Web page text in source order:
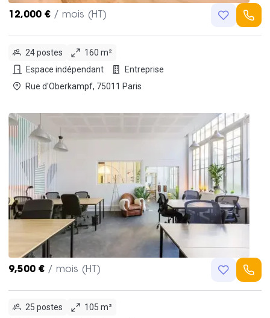
12,000 € / mois (HT)
24 postes
160 m²
Espace indépendant
Entreprise
Rue d'Oberkampf, 75011 Paris
9,500 € / mois (HT)
25 postes
105 m²